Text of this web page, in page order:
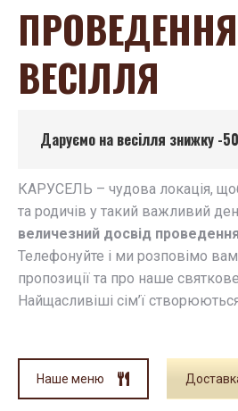
ПРОВЕДЕННЯ
ВЕСІЛЛЯ
Даруємо на весілля знижку -
КАРУСЕЛЬ – чудова локація, щоб
та родичів у такий важливий
величезний досвід
Телефонуйте і ми розповімо вам
пропозиції та про наше
Найщасливіші сім’ї
Наше меню